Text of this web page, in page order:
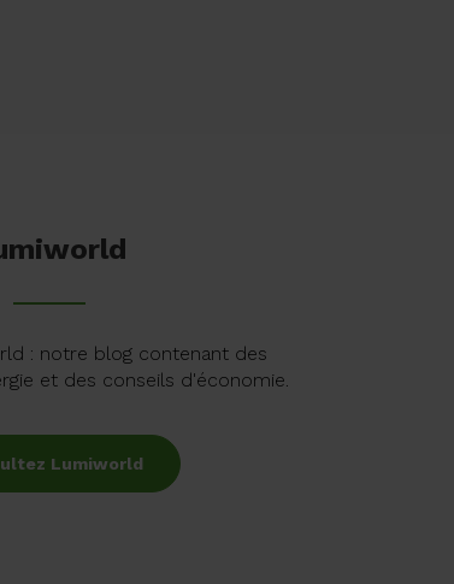
: notre blog contenant des
et des conseils d'économie.
Lumiworld